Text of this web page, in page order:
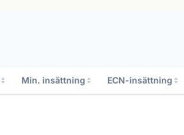
Min. insättning ECN-insättning